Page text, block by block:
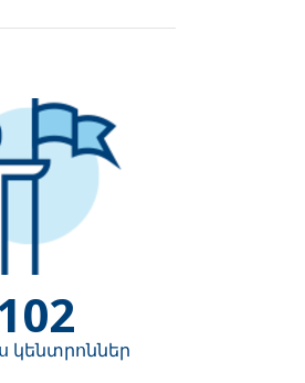
կենտրոններ